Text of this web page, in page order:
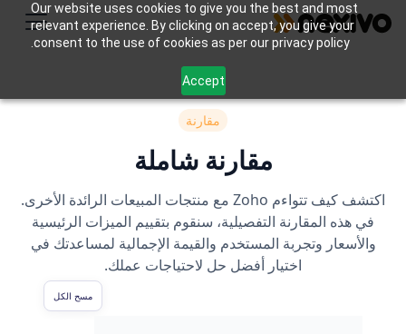
Our website uses cookies to give you the best and most
relevant experience. By clicking on accept, you give your
consent to the use of cookies as per our privacy policy.
Accept
مقارنة
مقارنة شاملة
اكتشف كيف تتواءم Zoho مع منتجات المبيعات الرائدة الأخرى.
في هذه المقارنة التفصيلية، سنقوم بتقييم الميزات الرئيسية
والأسعار وتجربة المستخدم والقيمة الإجمالية لمساعدتك في
اختيار أفضل حل لاحتياجات عملك.
مسح الكل